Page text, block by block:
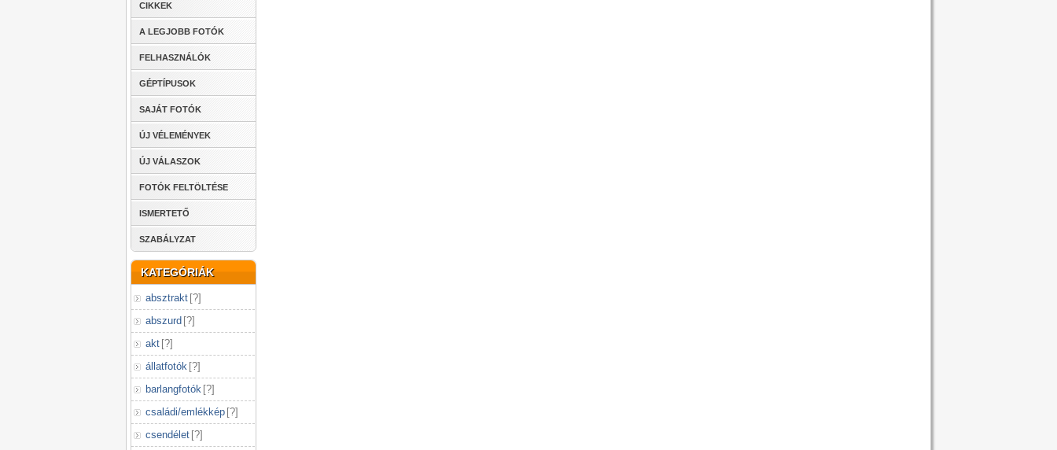
CIKKEK
A LEGJOBB FOTÓK
FELHASZNÁLÓK
GÉPTÍPUSOK
SAJÁT FOTÓK
ÚJ VÉLEMÉNYEK
ÚJ VÁLASZOK
FOTÓK FELTÖLTÉSE
ISMERTETŐ
SZABÁLYZAT
KATEGÓRIÁK
absztrakt [?]
abszurd [?]
akt [?]
állatfotók [?]
barlangfotók [?]
családi/emlékkép [?]
csendélet [?]